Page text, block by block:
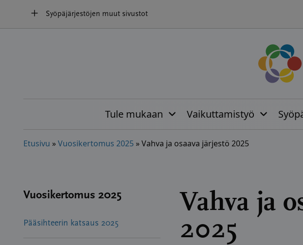
sisältöön
Syöpäjärjestöjen muut sivustot
Tule mukaan Vaikuttamistyö
Etusivu »Vuosikertomus 2025 »Vahva ja osaava järjestö 2025
Vuosikertomus 2025
Pääsihteerin katsaus 2025
Vahva ja
2025